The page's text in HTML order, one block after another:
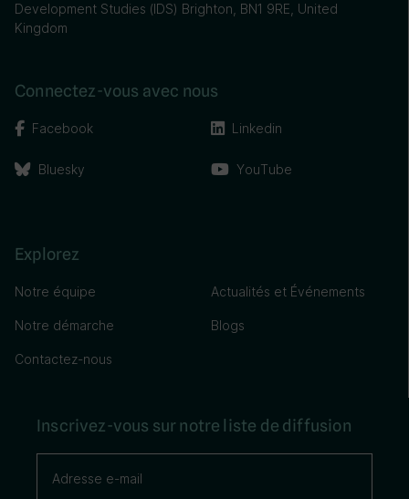
Development Studies (IDS) Brighton, BN1 9RE, United
Kingdom
Connectez-vous avec nous
Facebook
Bluesky
Linkedin
YouTube
Explorez
Notre équipe
Notre démarche
Contactez-nous
Actualités et Événements
Blogs
Inscrivez-vous sur notre liste de diffusion